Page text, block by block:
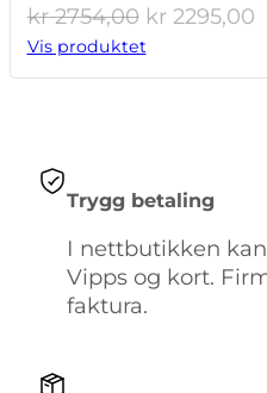
kr2754,00 Opprinnelig
pris
var:
kr2295,00
Vis produktet
Trygg betaling
I nettbutikken
Vipps og kort.
faktura.